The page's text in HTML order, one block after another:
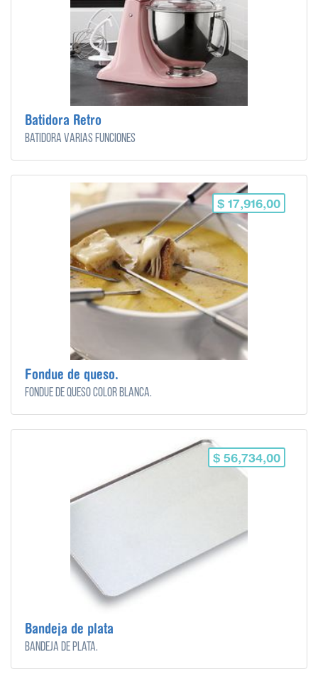
Batidora Retro
Batidora varias funciones
$ 17,916,00
Fondue de queso.
Fondue de queso color blanca.
$ 56,734,00
Bandeja de plata
Bandeja de plata.